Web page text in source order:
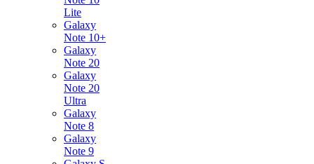
Lite
Galaxy
Note 10+
Galaxy
Note 20
Galaxy
Note 20
Ultra
Galaxy
Note 8
Galaxy
Note 9